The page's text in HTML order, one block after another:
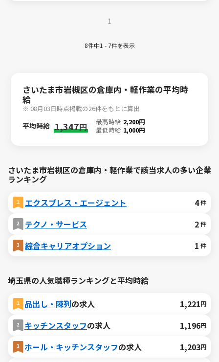
1
8件中1 - 7件を表示
さいたま市岩槻区の倉庫内・軽作業の平均時
給
※ 08月03日時点掲載の26件をもとに算出
平均時給 1,347円 最高時給 2,200円
最低時給 1,000円
さいたま市岩槻区の倉庫内・軽作業で該当求人の多い企業
ランキング
エクスプレス・エージェント
4件
テクノ・サービス 2件
綜合キャリアオプション 1 件
埼玉県の人気職種ランキングと平均時給
品出し・陳列の求人 1,221円
キッチンスタッフの求人 1,196円
ホール・キッチンスタッフの求人 1,203円